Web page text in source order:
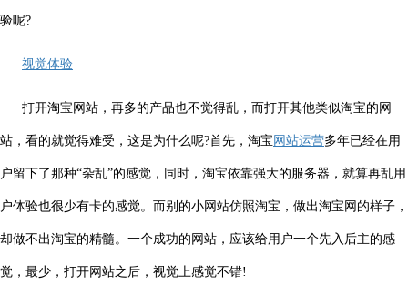
验呢?
视觉体验
打开淘宝网站，再多的产品也不觉得乱，而打开其他类似淘宝的网
站，看的就觉得难受，这是为什么呢?首先，淘宝 网站运营多年已经在用
户留下了那种“杂乱”的感觉，同时，淘宝依靠强大的服务器，就算再乱用
户体验也很少有卡的感觉。而别的小网站仿照淘宝，做出淘宝网的样子，
却做不出淘宝的精髓。一个成功的网站，应该给用户一个先入后主的感
觉，最少，打开网站之后，视觉上感觉不错!